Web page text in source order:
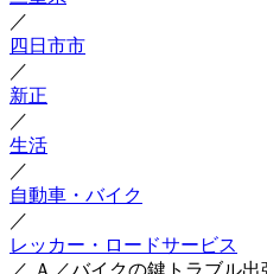
／
四日市市
／
新正
／
生活
／
自動車・バイク
／
レッカー・ロードサービス
／ Ａ／バイクの鍵トラブル